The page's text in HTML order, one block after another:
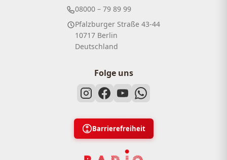
08000 – 79 89 99
Pfalzburger Straße 43-44
10717 Berlin
Deutschland
Folge uns
Barrierefreiheit